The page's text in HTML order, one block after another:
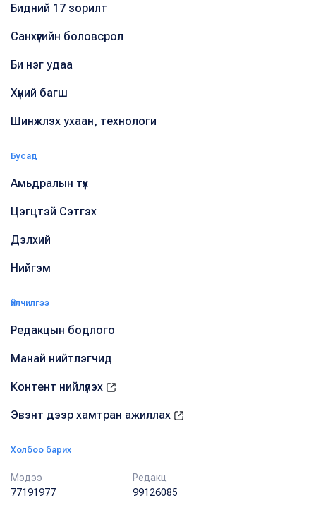
Бидний 17 зорилт
Санхүүгийн боловсрол
Би нэг удаа
Хүний багш
Шинжлэх ухаан, технологи
Бусад
Амьдралын түүх
Цэгцтэй Сэтгэх
Дэлхий
Нийгэм
Үйлчилгээ
Редакцын бодлого
Манай нийтлэгчид
Контент нийлүүлэх
Эвэнт дээр хамтран ажиллах
Холбоо барих
Мэдээ
77191977
Редакц
99126085